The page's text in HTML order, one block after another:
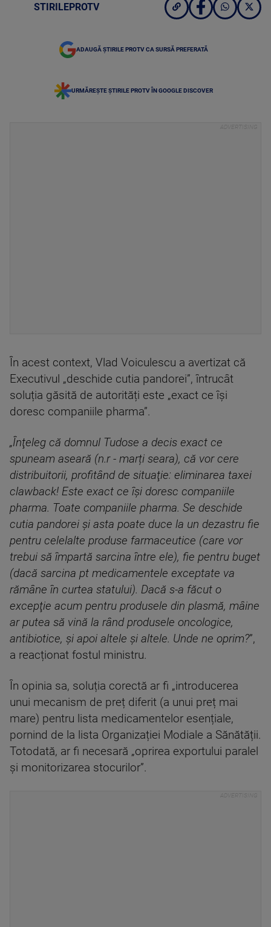
STIRILEPROTV
ADAUGĂ ȘTIRILE PROTV CA SURSĂ PREFERATĂ
URMĂREȘTE ȘTIRILE PROTV ÎN GOOGLE DISCOVER
În acest context, Vlad Voiculescu a avertizat că
Executivul „deschide cutia pandorei”, întrucât
soluția găsită de autorități este „exact ce își
doresc companiile pharma”.
„Înţeleg că domnul Tudose a decis exact ce
spuneam aseară (n.r - marți seara), că vor cere
distribuitorii, profitând de situaţie: eliminarea taxei
clawback! Este exact ce îşi doresc companiile
pharma. Toate companiile pharma. Se deschide
cutia pandorei şi asta poate duce la un dezastru fie
pentru celelalte produse farmaceutice (care vor
trebui să împartă sarcina între ele), fie pentru buget
(dacă sarcina pt medicamentele exceptate va
rămâne în curtea statului). Dacă s-a făcut o
excepţie acum pentru produsele din plasmă, mâine
ar putea să vină la rând produsele oncologice,
antibiotice, şi apoi altele şi altele. Unde ne oprim?”,
a reacționat fostul ministru.
În opinia sa, soluția corectă ar fi „introducerea
unui mecanism de preț diferit (a unui preț mai
mare) pentru lista medicamentelor esențiale,
pornind de la lista Organizației Modiale a Sănătății.
Totodată, ar fi necesară „oprirea exportului paralel
și monitorizarea stocurilor”.